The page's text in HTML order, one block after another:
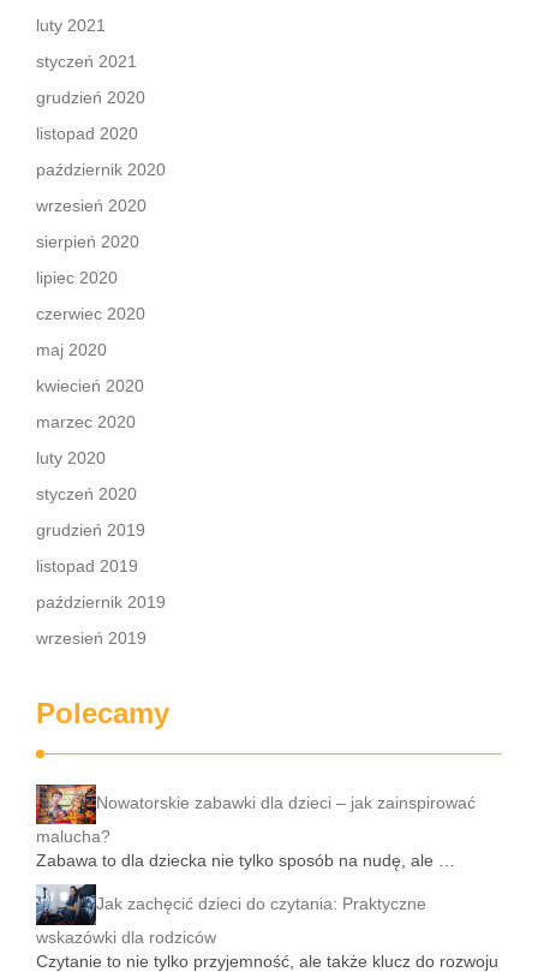
luty 2021
styczeń 2021
grudzień 2020
listopad 2020
październik 2020
wrzesień 2020
sierpień 2020
lipiec 2020
czerwiec 2020
maj 2020
kwiecień 2020
marzec 2020
luty 2020
styczeń 2020
grudzień 2019
listopad 2019
październik 2019
wrzesień 2019
Polecamy
Nowatorskie zabawki dla dzieci – jak zainspirować
malucha?
Zabawa to dla dziecka nie tylko sposób na nudę, ale …
Jak zachęcić dzieci do czytania: Praktyczne
wskazówki dla rodziców
Czytanie to nie tylko przyjemność, ale także klucz do rozwoju